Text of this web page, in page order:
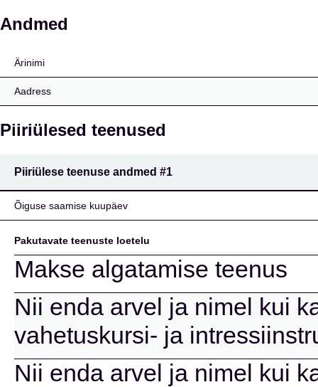
Intesa Sanpaolo
Andmed
Ärinimi
Aadress
Piiriülesed teenused
Piiriülese teenuse andmed #1
Õiguse saamise kuupäev
Pakutavate teenuste loetelu
Makse algatamise teenus
Nii enda arvel ja nimel kui
vahetuskursi- ja
Nii enda arvel ja nimel kui